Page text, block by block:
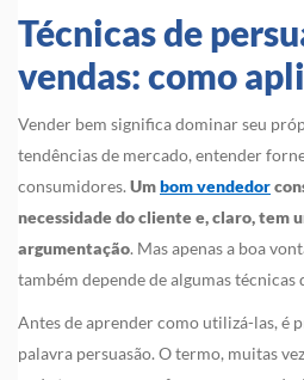
Técnicas de
vendas: como
Vender bem significa dominar seu
tendências de mercado, entender
consumidores. Umbom vendedor
necessidade do cliente e, claro, tem
argumentação. Mas apenas a boa
também depende de algumas técnicas
Antes de aprender como utilizá-las, é
palavra persuasão. O termo, muitas